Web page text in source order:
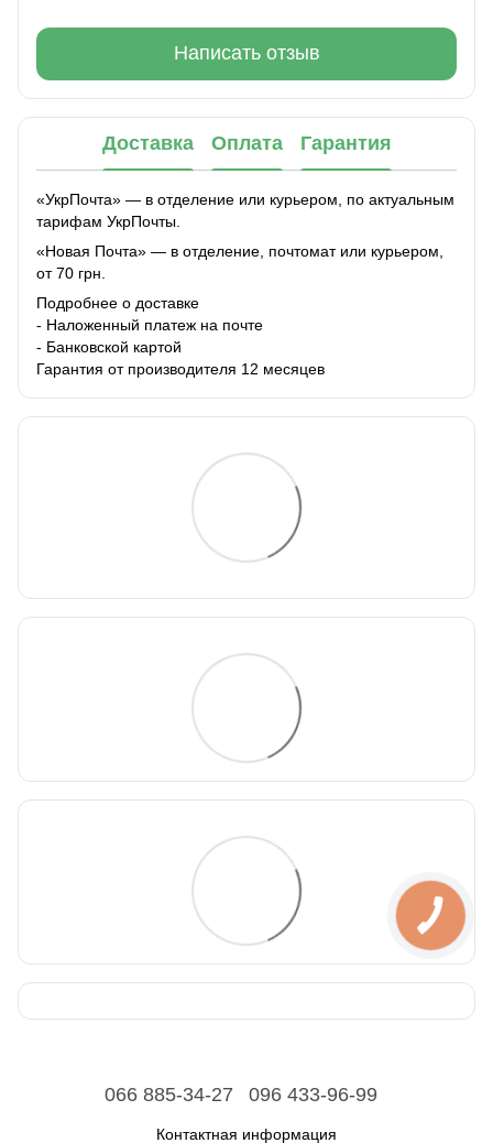
Написать отзыв
Доставка Оплата Гарантия
«УкрПочта» — в отделение или курьером, по актуальным
тарифам УкрПочты.
«Новая Почта» — в отделение, почтомат или курьером,
от 70 грн.
Подробнее о доставке
- Наложенный платеж на почте
- Банковской картой
Гарантия от производителя 12 месяцев
066 885-34-27 096 433-96-99
Контактная информация